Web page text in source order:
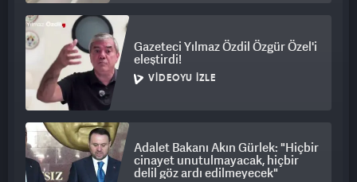
Gazeteci Yılmaz Özdil Özgür Özel'i
eleştirdi!
VIDEOYU İZLE
Adalet Bakanı Akın Gürlek: "Hiçbir
cinayet unutulmayacak, hiçbir
delil göz ardı edilmeyecek"